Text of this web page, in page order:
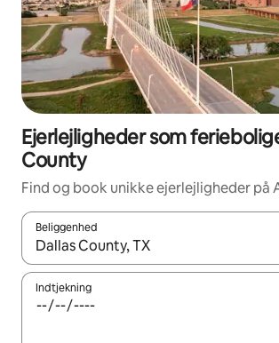
Ejerlejligheder som
County
Find og book unikke ejerlejligheder på
Beliggenhed
Når resultaterne er tilgængelige, skal du
Indtjekning